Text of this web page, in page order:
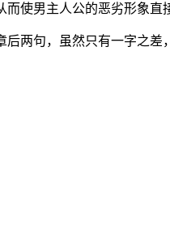
使男主人公的恶劣形象直
两句，虽然只有一字之